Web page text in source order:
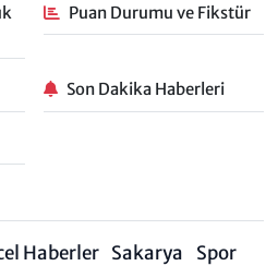
Puan Durumu ve Fikstür
Son Dakika Haberleri
Haberler Sakarya
Spor